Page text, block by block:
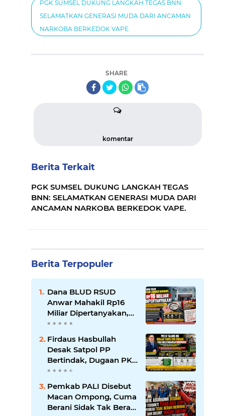
PGK SUMSEL DUKUNG LANGKAH TEGAS BNN:
SELAMATKAN GENERASI MUDA DARI ANCAMAN
NARKOBA BERKEDOK VAPE.
SHARE
komentar
Berita Terkait
PGK SUMSEL DUKUNG LANGKAH TEGAS
BNN: SELAMATKAN GENERASI MUDA DARI
ANCAMAN NARKOBA BERKEDOK VAPE.
Berita Terpopuler
Dana BLUD RSUD
Anwar Mahakil Rp16
Miliar Dipertanyakan,
Publik Desak
Transparansi dan
Pengawasan
Diperketat
Firdaus Hasbullah
Desak Satpol PP
Bertindak, Dugaan PKS
Tanpa Izin Lengkap di
Talang Ubi Tak Boleh
Dibiarkan Beroperasi
Pemkab PALI Disebut
Macan Ompong, Cuma
Berani Sidak Tak Berani